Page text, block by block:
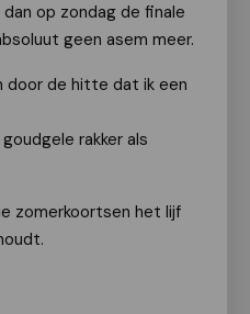
op zondag de finale
geen asem meer.
door de hitte dat ik een
rakker als
zomerkoortsen het lijf